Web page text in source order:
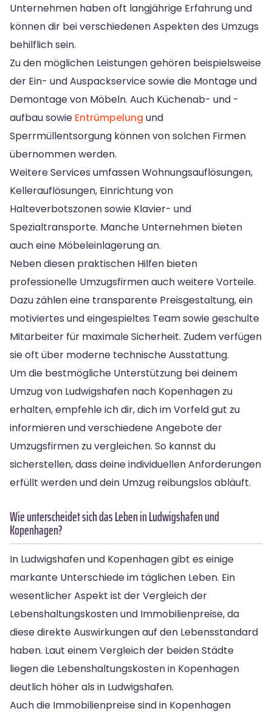
Unternehmen haben oft langjährige Erfahrung und
können dir bei verschiedenen Aspekten des Umzugs
behilflich sein.
Zu den möglichen Leistungen gehören beispielsweise
der Ein- und Auspackservice sowie die Montage und
Demontage von Möbeln. Auch Küchenab- und -
aufbau sowie Entrümpelung und
Sperrmüllentsorgung können von solchen Firmen
übernommen werden.
Weitere Services umfassen Wohnungsauflösungen,
Kellerauflösungen, Einrichtung von
Halteverbotszonen sowie Klavier- und
Spezialtransporte. Manche Unternehmen bieten
auch eine Möbeleinlagerung an.
Neben diesen praktischen Hilfen bieten
professionelle Umzugsfirmen auch weitere Vorteile.
Dazu zählen eine transparente Preisgestaltung, ein
motiviertes und eingespieltes Team sowie geschulte
Mitarbeiter für maximale Sicherheit. Zudem verfügen
sie oft über moderne technische Ausstattung.
Um die bestmögliche Unterstützung bei deinem
Umzug von Ludwigshafen nach Kopenhagen zu
erhalten, empfehle ich dir, dich im Vorfeld gut zu
informieren und verschiedene Angebote der
Umzugsfirmen zu vergleichen. So kannst du
sicherstellen, dass deine individuellen Anforderungen
erfüllt werden und dein Umzug reibungslos abläuft.
Wie unterscheidet sich das Leben in Ludwigshafen und
Kopenhagen?
In Ludwigshafen und Kopenhagen gibt es einige
markante Unterschiede im täglichen Leben. Ein
wesentlicher Aspekt ist der Vergleich der
Lebenshaltungskosten und Immobilienpreise, da
diese direkte Auswirkungen auf den Lebensstandard
haben. Laut einem Vergleich der beiden Städte
liegen die Lebenshaltungskosten in Kopenhagen
deutlich höher als in Ludwigshafen.
Auch die Immobilienpreise sind in Kopenhagen